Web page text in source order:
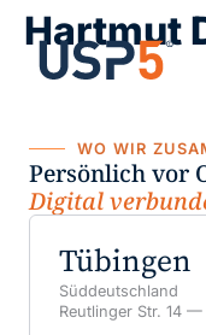
Hartmut
WO WIR
Persönlich vor
Digital
Tübingen
Süddeutschland
Reutlinger Str. 14